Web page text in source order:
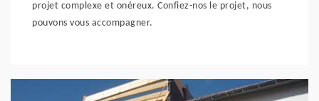
projet complexe et onéreux. Confiez-nos le projet, nous
pouvons vous accompagner.